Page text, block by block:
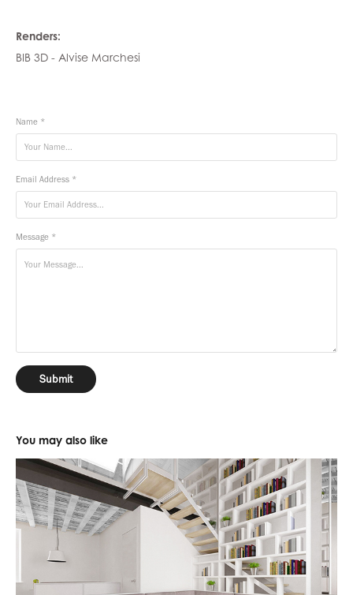
Renders:
BIB 3D - Alvise Marchesi
Name *
Email Address *
Message *
Submit
You may also like